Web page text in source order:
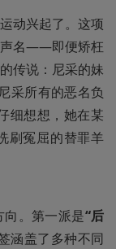
动兴起了。这项
声名——即便矫枉
传说：尼采的妹
采所有的恶名负
细想想，她在某
刷冤屈的替罪羊
。第一派是“后
涵盖了多种不同